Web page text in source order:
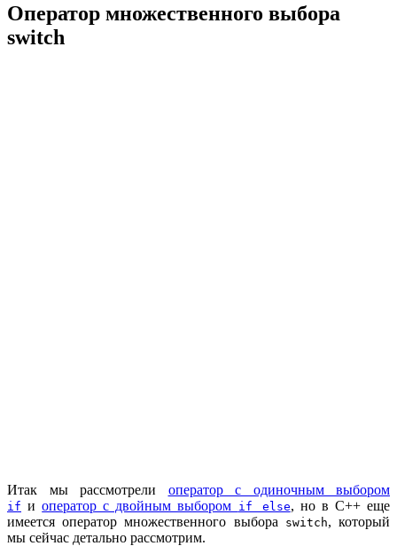
Оператор множественного выбора
switch
Итак мы рассмотрели оператор с одиночным выбором
if иоператор с двойным выбором if else, но в С++ еще
имеется оператор множественного выбора
switch, который
мы сейчас детально рассмотрим.